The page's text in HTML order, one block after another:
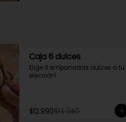
Caja 6 dulces
Elige 6 empanadas dulces a tu
elección!
$12.990$14.340